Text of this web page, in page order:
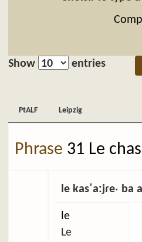
Show entries
PtALF Leipzig
Phrase 31 Le
le kasˈaːjɾeˑ ba
le
Le